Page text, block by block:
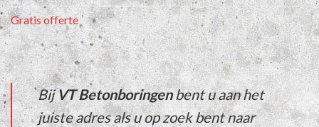
Gratis offerte
BijVT Betonboringenbent u aan het
juiste adres als u op zoek bent naar